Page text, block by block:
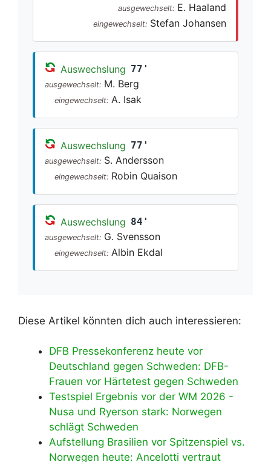
ausgewechselt: E. Haaland
eingewechselt: Stefan Johansen
Auswechslung 77'
ausgewechselt: M. Berg
eingewechselt: A. Isak
Auswechslung 77'
ausgewechselt: S. Andersson
eingewechselt: Robin Quaison
Auswechslung 84'
ausgewechselt: G. Svensson
eingewechselt: Albin Ekdal
Diese Artikel könnten dich auch interessieren:
DFB Pressekonferenz heute vor
Deutschland gegen Schweden: DFB-
Frauen vor Härtetest gegen Schweden
Testspiel Ergebnis vor der WM 2026 -
Nusa und Ryerson stark: Norwegen
schlägt Schweden
Aufstellung Brasilien vor Spitzenspiel vs.
Norwegen heute: Ancelotti vertraut